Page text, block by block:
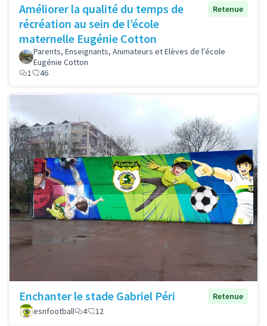
Améliorer la qualité du temps de
récréation au sein de l’école
maternelle Eugénie Cotton
Retenue
Parents, Enseignants, Animateurs et Elèves de l'école
Eugénie Cotton
1
46
Enchanter le stade Gabriel Péri
Retenue
esnfootball
4 12